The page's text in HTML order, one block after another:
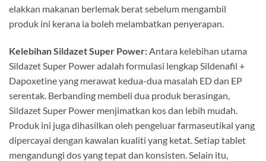
elakkan makanan berlemak berat sebelum mengambil
produk ini kerana ia boleh melambatkan penyerapan.
Kelebihan Sildazet Super Power: Antara kelebihan utama
Sildazet Super Power adalah formulasi lengkap Sildenafil +
Dapoxetine yang merawat kedua-dua masalah ED dan EP
serentak. Berbanding membeli dua produk berasingan,
Sildazet Super Power menjimatkan kos dan lebih mudah.
Produk ini juga dihasilkan oleh pengeluar farmaseutikal yang
dipercayai dengan kawalan kualiti yang ketat. Setiap tablet
mengandungi dos yang tepat dan konsisten. Selain itu,